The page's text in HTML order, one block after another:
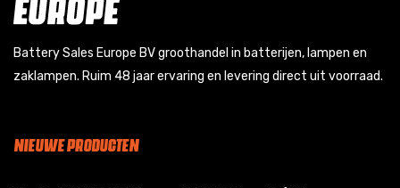
Battery Sales Europe BV groothandel in batterijen, lampen en
zaklampen. Ruim 48 jaar ervaring en levering direct uit voorraad.
NIEUWE PRODUCTEN